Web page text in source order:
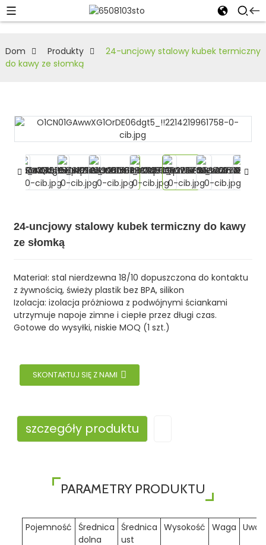
Dom Produkty
24-uncjowy stalowy kubek termiczny
do kawy ze słomką
24-uncjowy stalowy kubek termiczny do kawy
ze słomką
Materiał: stal nierdzewna 18/10 dopuszczona do kontaktu
z żywnością, świeży plastik bez BPA, silikon
Izolacja: izolacja próżniowa z podwójnymi ściankami
utrzymuje napoje zimne i ciepłe przez długi czas.
Gotowe do wysyłki, niskie MOQ (1 szt.)
SKONTAKTUJ SIĘ Z NAMI
szczegóły produktu
PARAMETRY PRODUKTU
Pojemność
Średnica
dolna
Średnica
ust
Wysokość Waga